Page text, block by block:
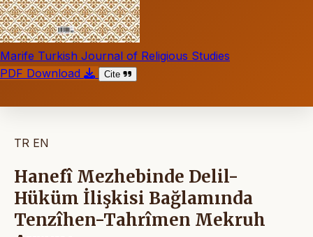
Marife Turkish Journal of Religious Studies
PDF Download
Cite
TR EN
Hanefî Mezhebinde Delil-
Hüküm İlişkisi Bağlamında
Tenzîhen-Tahrîmen Mekruh